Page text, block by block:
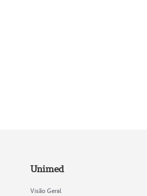
Unimed
Visão Geral